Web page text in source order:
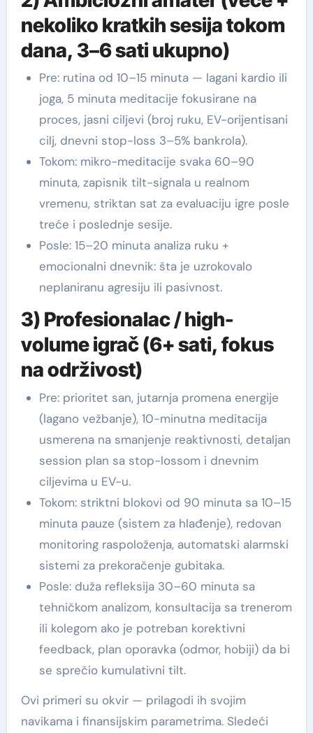
nekoliko kratkih sesija tokom
dana, 3–6 sati ukupno)
Pre: rutina od 10–15 minuta — lagani kardio ili
joga, 5 minuta meditacije fokusirane na
proces, jasni ciljevi (broj ruku, EV-orijentisani
cilj, dnevni stop-loss 3–5% bankrola).
Tokom: mikro-meditacije svaka 60–90
minuta, zapisnik tilt-signala u realnom
vremenu, striktan sat za evaluaciju igre posle
treće i poslednje sesije.
Posle: 15–20 minuta analiza ruku +
emocionalni dnevnik: šta je uzrokovalo
neplaniranu agresiju ili pasivnost.
3) Profesionalac / high-
volume igrač (6+ sati, fokus
na održivost)
Pre: prioritet san, jutarnja promena energije
(lagano vežbanje), 10-minutna meditacija
usmerena na smanjenje reaktivnosti, detaljan
session plan sa stop-lossom i dnevnim
ciljevima u EV-u.
Tokom: striktni blokovi od 90 minuta sa 10–15
minuta pauze (sistem za hlađenje), redovan
monitoring raspoloženja, automatski alarmski
sistemi za prekoračenje gubitaka.
Posle: duža refleksija 30–60 minuta sa
tehničkom analizom, konsultacija sa trenerom
ili kolegom ako je potreban korektivni
feedback, plan oporavka (odmor, hobiji) da bi
se sprečio kumulativni tilt.
Ovi primeri su okvir — prilagodi ih svojim
navikama i finansijskim parametrima. Sledeći